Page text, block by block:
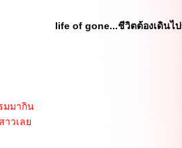
life of gone...ชีวิตต้องเดินไ
มมากิน
าวเล